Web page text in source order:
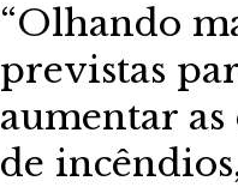
“Olhando
previstas
aumentar as
de